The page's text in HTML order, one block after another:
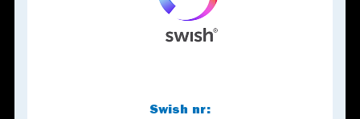
Swish nr: